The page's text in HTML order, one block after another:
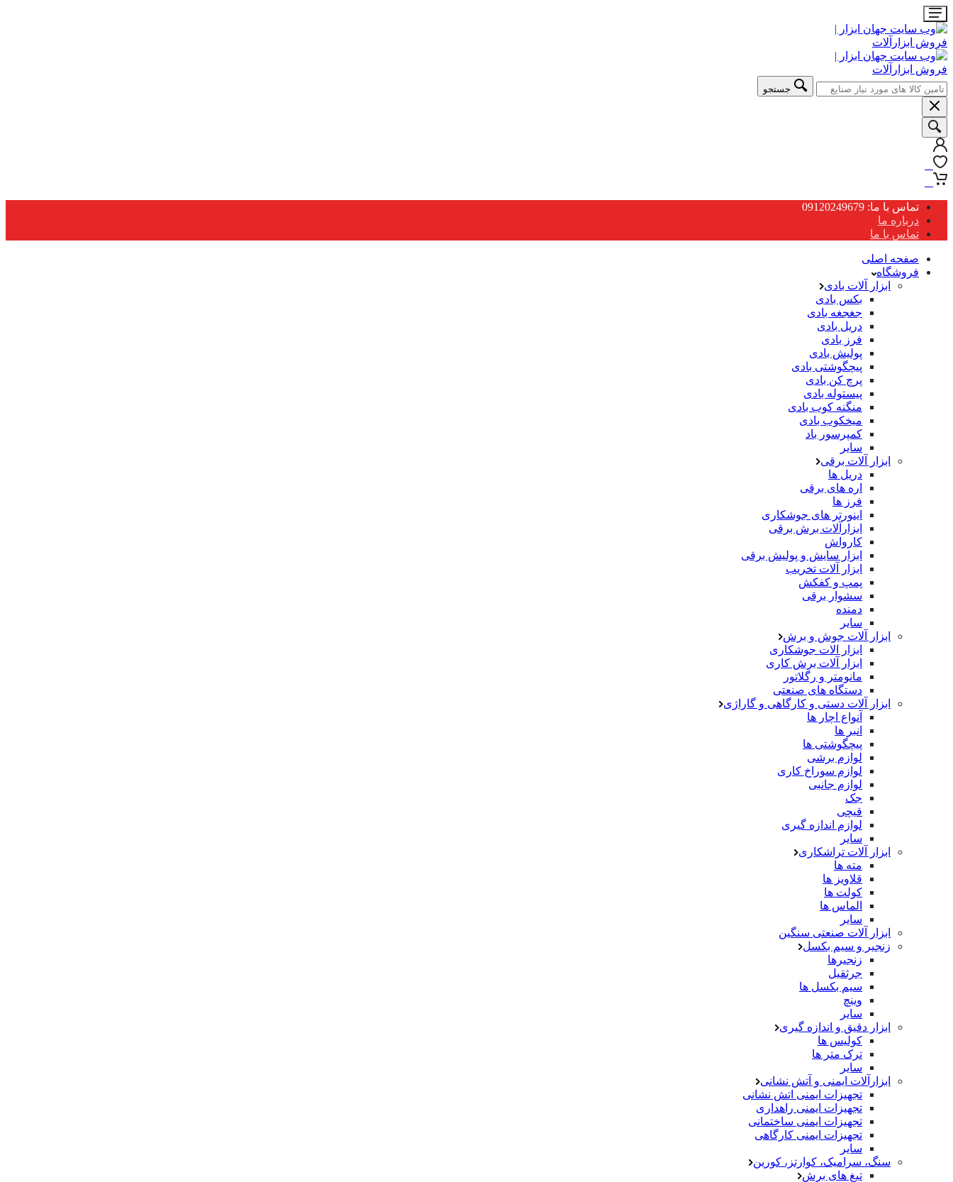
جستجو
تماس با ما: 09120249679
درباره ما
تماس با ما
صفحه اصلی
فروشگاه
ابزار آلات بادی
بکس بادی
جغجغه بادی
دریل بادی
فرز بادی
پولیش بادی
پیچگوشتی بادی
پرچ کن بادی
پیستوله بادی
منگنه کوب بادی
میخکوب بادی
کمپرسور باد
سایر
ابزار آلات برقی
دریل ها
اره های برقی
فرز ها
اینورتر های جوشکاری
ابزارآلات برش برقی
کارواش
ابزار سایش و پولیش برقی
ابزار آلات تخریب
پمپ و کفکش
سشوار برقی
دمنده
سایر
ابزار آلات جوش و برش
ابزار الات جوشکاری
ابزار آلات برش کاری
مانومتر و رگلاتور
دستگاه های صنعتی
ابزار آلات دستی و کارگاهی و گاراژی
آنواع اچار ها
انبر ها
پیچگوشتی ها
لوازم برشی
لوازم سوراخ کاری
لوازم جانبی
جک
قیچی
لوازم اندازه گیری
سایر
ابزار آلات تراشکاری
مته ها
قلاویز ها
کولت ها
الماس ها
سایر
ابزار آلات صنعتی سنگین
زنجیر و سیم بکسل
زنجیرها
جرثقیل
سیم بکسل ها
وینچ
سایر
ابزار دقیق و اندازه گیری
کولیس ها
ترک متر ها
سایر
ابزارآلات ایمنی و آتش نشانی
تجهیزات ایمنی اتش نشانی
تجهیزات ایمنی راهداری
تجهیزات ایمنی ساختمانی
تجهیزات ایمنی کارگاهی
سایر
سنگ، سرامیک، کوارتز، کورین
تیغ های برش